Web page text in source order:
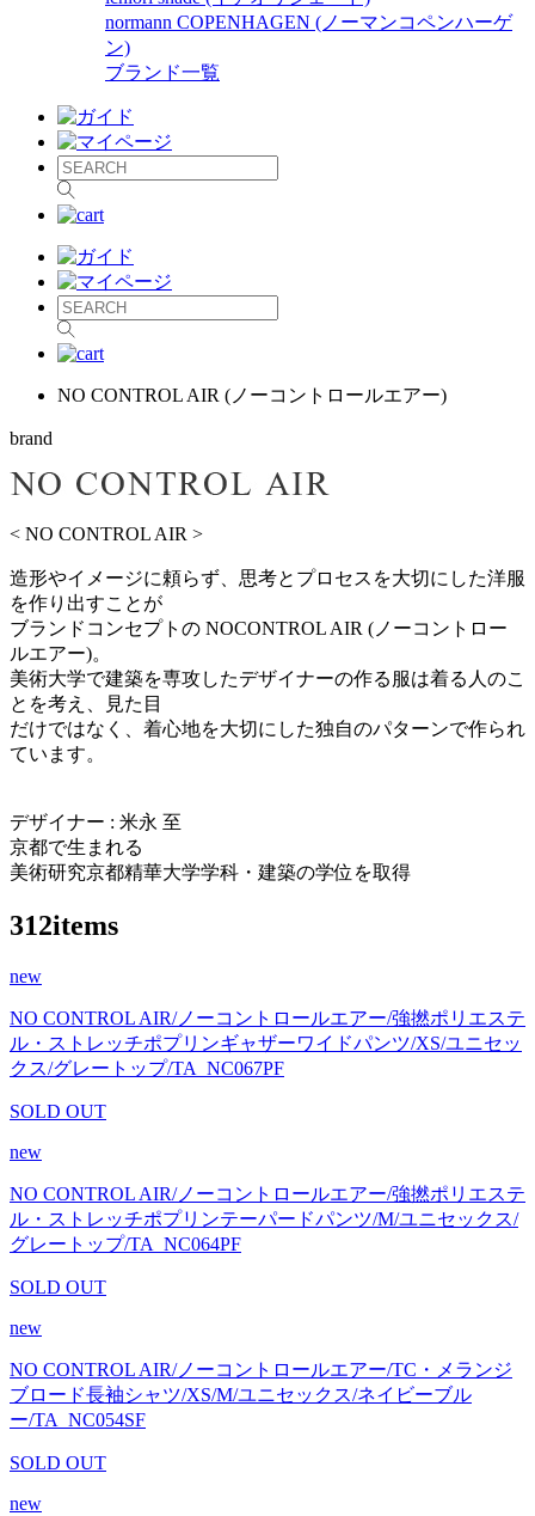
normann COPENHAGEN (ノーマンコペンハーゲ
ン)
ブランド一覧
NO CONTROL AIR (ノーコントロールエアー)
brand
< NO CONTROL AIR >
造形やイメージに頼らず、思考とプロセスを大切にした洋服
を作り出すことが
ブランドコンセプトの NOCONTROL AIR (ノーコントロー
ルエアー)。
美術大学で建築を専攻したデザイナーの作る服は着る人のこ
とを考え、見た目
だけではなく、着心地を大切にした独自のパターンで作られ
ています。
デザイナー : 米永 至
京都で生まれる
美術研究京都精華大学学科・建築の学位を取得
312items
new
NO CONTROL AIR/ノーコントロールエアー/強撚ポリエステ
ル・ストレッチポプリンギャザーワイドパンツ/XS/ユニセッ
クス/グレートップ/TA_NC067PF
SOLD OUT
new
NO CONTROL AIR/ノーコントロールエアー/強撚ポリエステ
ル・ストレッチポプリンテーパードパンツ/M/ユニセックス/
グレートップ/TA_NC064PF
SOLD OUT
new
NO CONTROL AIR/ノーコントロールエアー/TC・メランジ
ブロード長袖シャツ/XS/M/ユニセックス/ネイビーブル
ー/TA_NC054SF
SOLD OUT
new